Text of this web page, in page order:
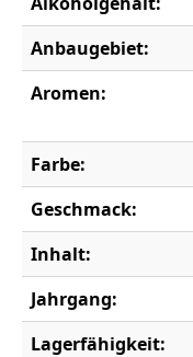
Anbaugebiet:
Aromen:
Farbe:
Geschmack:
Inhalt:
Jahrgang:
Lagerfähigkeit: